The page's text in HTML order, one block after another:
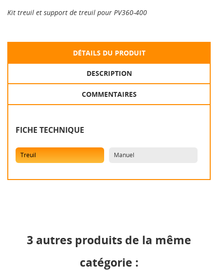
Kit treuil et support de treuil pour PV360-400
DÉTAILS DU PRODUIT
DESCRIPTION
COMMENTAIRES
FICHE TECHNIQUE
Treuil Manuel
3 autres produits de la même
catégorie :